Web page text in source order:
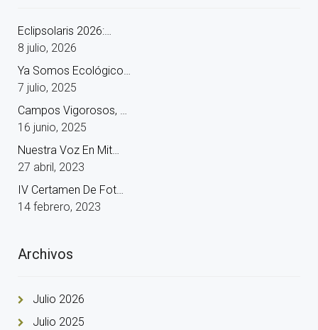
Eclipsolaris 2026:…
8 julio, 2026
Ya Somos Ecológico…
7 julio, 2025
Campos Vigorosos, …
16 junio, 2025
Nuestra Voz En Mit…
27 abril, 2023
IV Certamen De Fot…
14 febrero, 2023
Archivos
Julio 2026
Julio 2025